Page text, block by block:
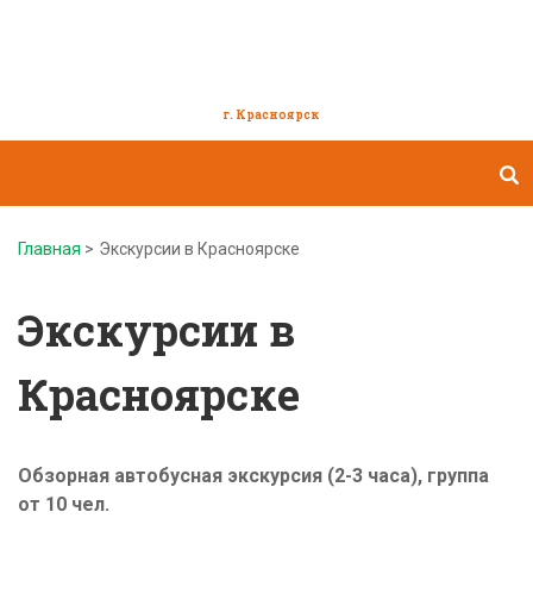
г. Красноярск
Главная > Экскурсии в Красноярске
Экскурсии в
Красноярске
Обзорная автобусная экскурсия (2-3 часа), группа
от 10 чел.